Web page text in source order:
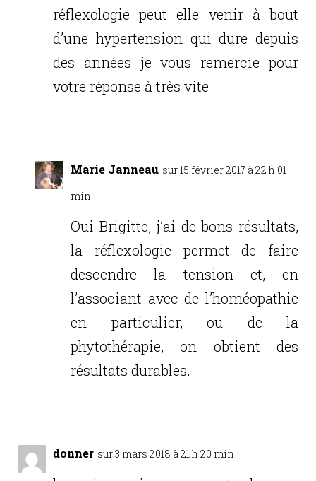
réflexologie peut elle venir à bout
d’une hypertension qui dure depuis
des années je vous remercie pour
votre réponse à très vite
Marie Janneau sur 15 février 2017 à 22 h 01
min
Oui Brigitte, j’ai de bons résultats,
la réflexologie permet de faire
descendre la tension et, en
l’associant avec de l’homéopathie
en particulier, ou de la
phytothérapie, on obtient des
résultats durables.
donner sur 3 mars 2018 à 21 h 20 min